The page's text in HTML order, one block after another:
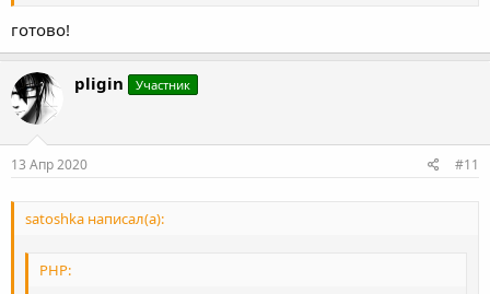
готово!
pligin Участник
13 Апр 2020 #11
satoshka написал(а):
PHP: